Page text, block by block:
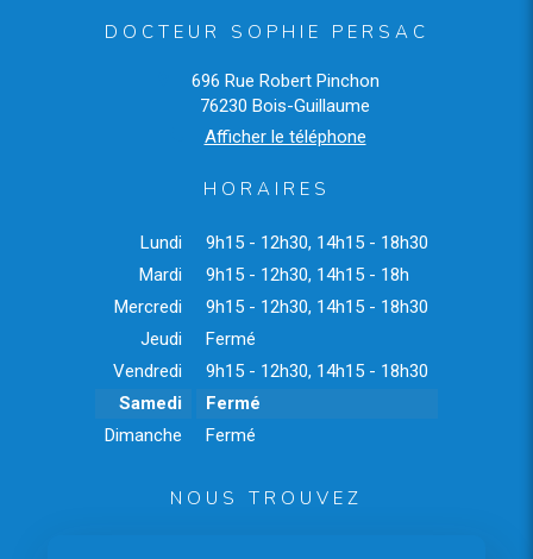
DOCTEUR SOPHIE PERSAC
696 Rue Robert Pinchon
76230 Bois-Guillaume
Afficher le téléphone
HORAIRES
Lundi 9h15 - 12h30, 14h15 - 18h30
Mardi
9h15 - 12h30, 14h15 - 18h
Mercredi
9h15 - 12h30, 14h15 - 18h30
Jeudi
Fermé
Vendredi
9h15 - 12h30, 14h15 - 18h30
Samedi
Fermé
Dimanche
Fermé
NOUS TROUVEZ